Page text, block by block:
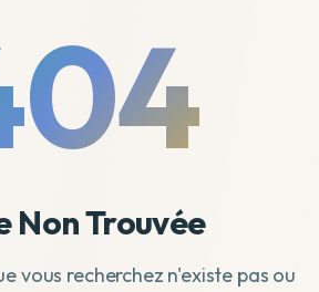
Non Trouvée
vous recherchez n'existe pas ou